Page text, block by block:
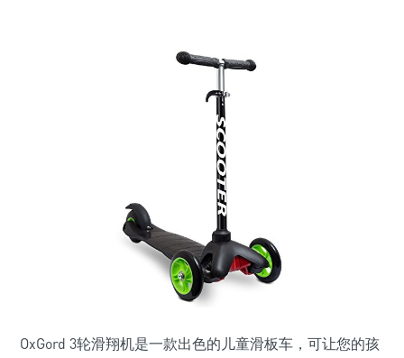
OxGord 3轮滑翔机是一款出色的儿童滑板车，可让您的孩